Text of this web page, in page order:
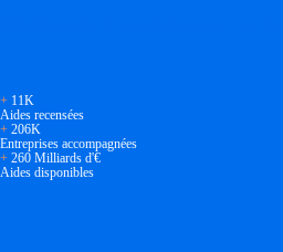
+ 11K
Aides recensées
+ 206K
Entreprises accompagnées
+ 260 Milliards d'€
Aides disponibles